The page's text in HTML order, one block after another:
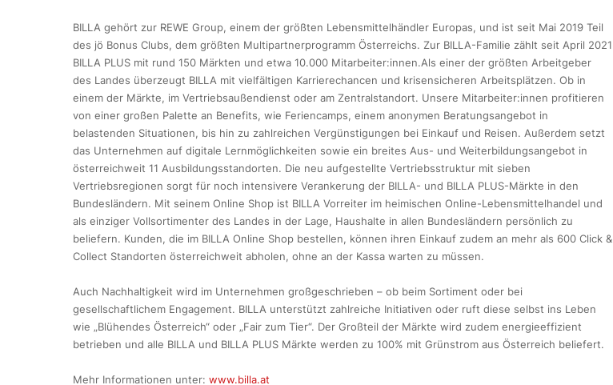
BILLA gehört zur REWE Group, einem der größten Lebensmittelhändler Europas, und ist seit Mai 2019 Teil
des jö Bonus Clubs, dem größten Multipartnerprogramm Österreichs. Zur BILLA-Familie zählt seit April 2021
BILLA PLUS mit rund 150 Märkten und etwa 10.000 Mitarbeiter:innen.Als einer der größten Arbeitgeber
des Landes überzeugt BILLA mit vielfältigen Karrierechancen und krisensicheren Arbeitsplätzen. Ob in
einem der Märkte, im Vertriebsaußendienst oder am Zentralstandort. Unsere Mitarbeiter:innen profitieren
von einer großen Palette an Benefits, wie Feriencamps, einem anonymen Beratungsangebot in
belastenden Situationen, bis hin zu zahlreichen Vergünstigungen bei Einkauf und Reisen. Außerdem setzt
das Unternehmen auf digitale Lernmöglichkeiten sowie ein breites Aus- und Weiterbildungsangebot in
österreichweit 11 Ausbildungsstandorten. Die neu aufgestellte Vertriebsstruktur mit sieben
Vertriebsregionen sorgt für noch intensivere Verankerung der BILLA- und BILLA PLUS-Märkte in den
Bundesländern. Mit seinem Online Shop ist BILLA Vorreiter im heimischen Online-Lebensmittelhandel und
als einziger Vollsortimenter des Landes in der Lage, Haushalte in allen Bundesländern persönlich zu
beliefern. Kunden, die im BILLA Online Shop bestellen, können ihren Einkauf zudem an mehr als 600 Click &
Collect Standorten österreichweit abholen, ohne an der Kassa warten zu müssen.
Auch Nachhaltigkeit wird im Unternehmen großgeschrieben – ob beim Sortiment oder bei
gesellschaftlichem Engagement. BILLA unterstützt zahlreiche Initiativen oder ruft diese selbst ins Leben
wie „Blühendes Österreich“ oder „Fair zum Tier“. Der Großteil der Märkte wird zudem energieeffizient
betrieben und alle BILLA und BILLA PLUS Märkte werden zu 100% mit Grünstrom aus Österreich beliefert.
Mehr Informationen unter: www.billa.at